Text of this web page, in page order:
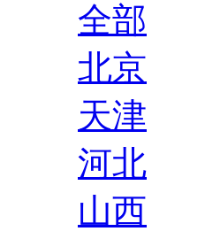
全部
北京
天津
河北
山西